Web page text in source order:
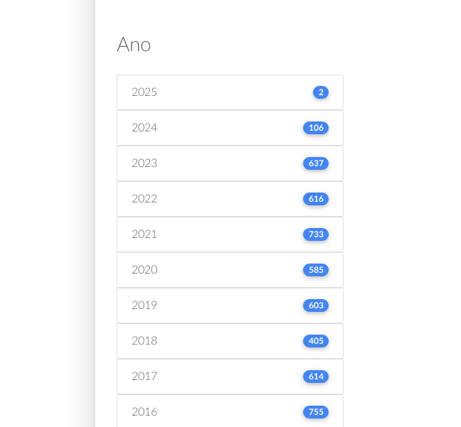
Ano
2025 2
2024 106
2023 637
2022 616
2021 733
2020 585
2019 603
2018 405
2017 614
2016 755